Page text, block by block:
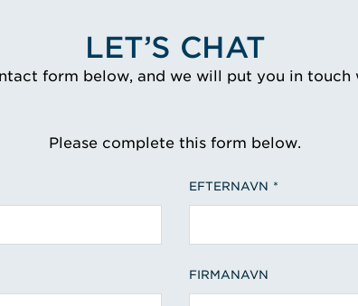
LET’S CHAT
form below, and we will put you in
Please complete this form below.
EFTERNAVN
FIRMANAVN